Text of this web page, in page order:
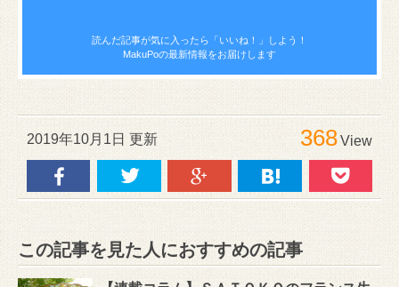
読んだ記事が気に入ったら 「いいね！」しよう！
MakuPoの最新情報をお届けします
2019年10月1日 更新 368View
この記事を見た人におすすめの記事